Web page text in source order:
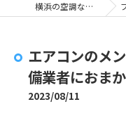
横浜の空調なら株式会社YKS ブ
エアコンのメ
備業者におまか
2023/08/11